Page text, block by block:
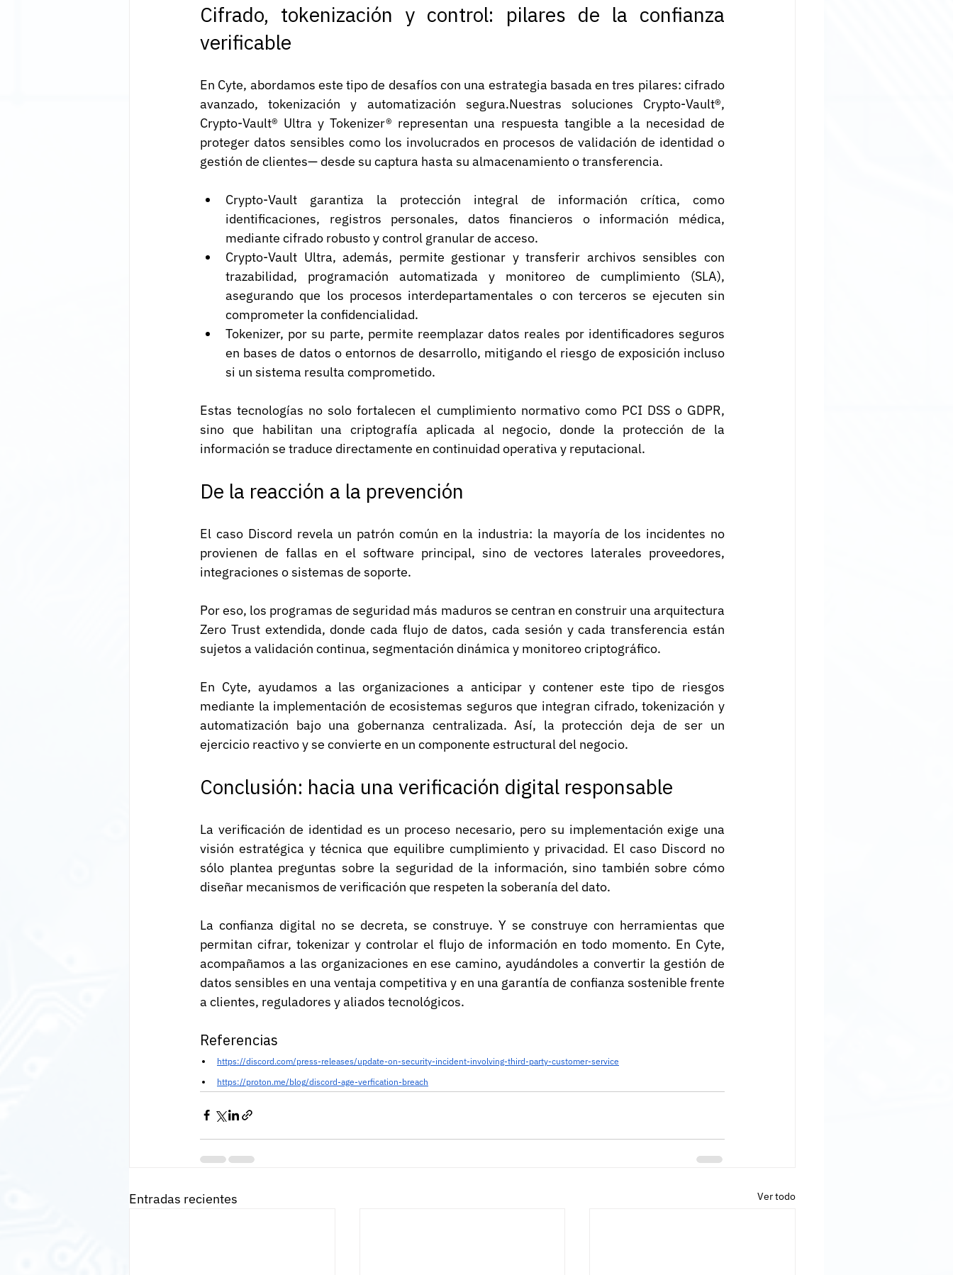
Cifrado, tokenización y control: pilares de la confianza
verificable
En Cyte, abordamos este tipo de desafíos con una estrategia basada en tres pilares: cifrado
avanzado, tokenización y automatización segura.Nuestras soluciones Crypto-Vault®,
Crypto-Vault® Ultra y Tokenizer® representan una respuesta tangible a la necesidad de
proteger datos sensibles como los involucrados en procesos de validación de identidad o
gestión de clientes— desde su captura hasta su almacenamiento o transferencia.
Crypto-Vault garantiza la protección integral de información crítica, como
identificaciones, registros personales, datos financieros o información médica,
mediante cifrado robusto y control granular de acceso.
Crypto-Vault Ultra, además, permite gestionar y transferir archivos sensibles con
trazabilidad, programación automatizada y monitoreo de cumplimiento (SLA),
asegurando que los procesos interdepartamentales o con terceros se ejecuten sin
comprometer la confidencialidad.
Tokenizer, por su parte, permite reemplazar datos reales por identificadores seguros
en bases de datos o entornos de desarrollo, mitigando el riesgo de exposición incluso
si un sistema resulta comprometido.
Estas tecnologías no solo fortalecen el cumplimiento normativo como PCI DSS o GDPR,
sino que habilitan una criptografía aplicada al negocio, donde la protección de la
información se traduce directamente en continuidad operativa y reputacional.
De la reacción a la prevención
El caso Discord revela un patrón común en la industria: la mayoría de los incidentes no
provienen de fallas en el software principal, sino de vectores laterales proveedores,
integraciones o sistemas de soporte.
Por eso, los programas de seguridad más maduros se centran en construir una arquitectura
Zero Trust extendida, donde cada flujo de datos, cada sesión y cada transferencia están
sujetos a validación continua, segmentación dinámica y monitoreo criptográfico.
En Cyte, ayudamos a las organizaciones a anticipar y contener este tipo de riesgos
mediante la implementación de ecosistemas seguros que integran cifrado, tokenización y
automatización bajo una gobernanza centralizada. Así, la protección deja de ser un
ejercicio reactivo y se convierte en un componente estructural del negocio.
Conclusión: hacia una verificación digital responsable
La verificación de identidad es un proceso necesario, pero su implementación exige una
visión estratégica y técnica que equilibre cumplimiento y privacidad. El caso Discord no
sólo plantea preguntas sobre la seguridad de la información, sino también sobre cómo
diseñar mecanismos de verificación que respeten la soberanía del dato.
La confianza digital no se decreta, se construye. Y se construye con herramientas que
permitan cifrar, tokenizar y controlar el flujo de información en todo momento. En Cyte,
acompañamos a las organizaciones en ese camino, ayudándoles a convertir la gestión de
datos sensibles en una ventaja competitiva y en una garantía de confianza sostenible frente
a clientes, reguladores y aliados tecnológicos.
Referencias
https://discord.com/press-releases/update-on-security-incident-involving-third-party-customer-service
https://proton.me/blog/discord-age-verfication-breach
Entradas recientes Ver todo